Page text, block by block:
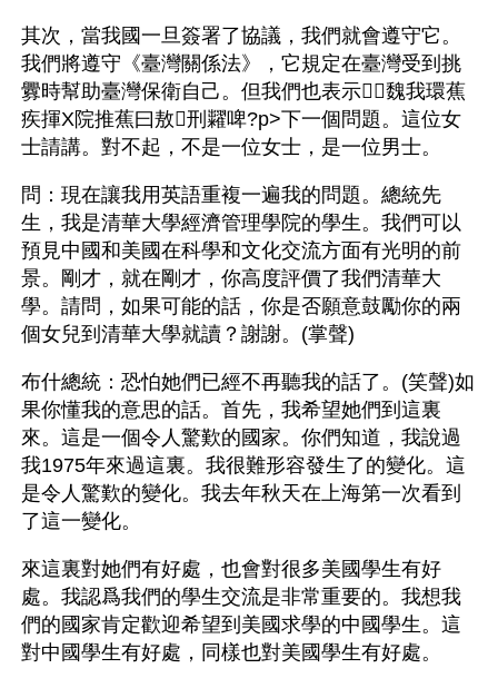
其次，當我國一旦簽署了協議，我們就會遵守它。
我們將遵守《臺灣關係法》，它規定在臺灣受到挑
釁時幫助臺灣保衛自己。但我們也表示魏我環蕉
疾揮Χ院推蕉曰敖刑糶啤?p>下一個問題。這位女
士請講。對不起，不是一位女士，是一位男士。
問：現在讓我用英語重複一遍我的問題。總統先
生，我是清華大學經濟管理學院的學生。我們可以
預見中國和美國在科學和文化交流方面有光明的前
景。剛才，就在剛才，你高度評價了我們清華大
學。請問，如果可能的話，你是否願意鼓勵你的兩
個女兒到清華大學就讀？謝謝。(掌聲)
布什總統：恐怕她們已經不再聽我的話了。(笑聲)如
果你懂我的意思的話。首先，我希望她們到這裏
來。這是一個令人驚歎的國家。你們知道，我說過
我1975年來過這裏。我很難形容發生了的變化。這
是令人驚歎的變化。我去年秋天在上海第一次看到
了這一變化。
來這裏對她們有好處，也會對很多美國學生有好
處。我認爲我們的學生交流是非常重要的。我想我
們的國家肯定歡迎希望到美國求學的中國學生。這
對中國學生有好處，同樣也對美國學生有好處。